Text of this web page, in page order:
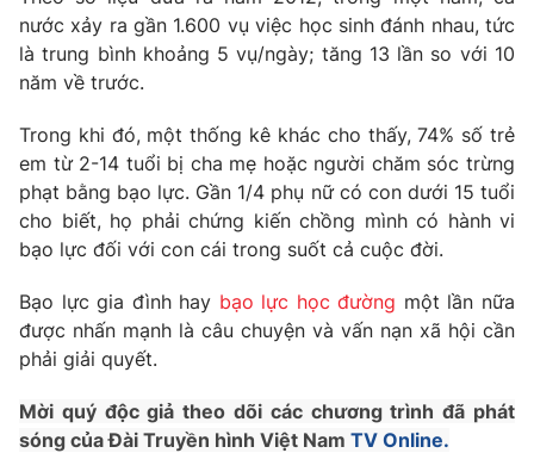
Góc doanh nghiệp
Phim VTV
Hậu trường
Nhân vật
Khán giả
Giải sao mai
Giải trí
Âm nhạc
Sao
Đời sống
Du lịch
Làm đẹp
Giáo dục
Tuyển sinh
Học trực tuyến
Hitech Công nghệ tương lai
Sản phẩm
Thị trường
Giao lưu trực tuyến
Lịch phát sóng
nước xảy ra gần 1.600 vụ việc học sinh đánh nhau, tức
là trung bình khoảng 5 vụ/ngày; tăng 13 lần so với 10
năm về trước.
Trong khi đó, một thống kê khác cho thấy, 74% số trẻ
em từ 2-14 tuổi bị cha mẹ hoặc người chăm sóc trừng
phạt bằng bạo lực. Gần 1/4 phụ nữ có con dưới 15 tuổi
cho biết, họ phải chứng kiến chồng mình có hành vi
bạo lực đối với con cái trong suốt cả cuộc đời.
Bạo lực gia đình hay bạo lực học đường một lần nữa
được nhấn mạnh là câu chuyện và vấn nạn xã hội cần
phải giải quyết.
Mời quý độc giả theo dõi các chương trình đã phát
sóng của Đài Truyền hình Việt Nam TV Online.